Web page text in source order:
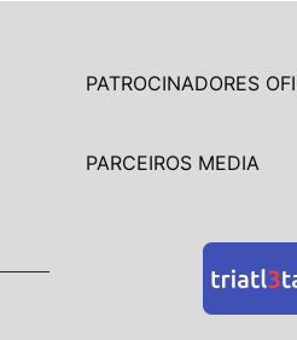
PATROCINADORES
PARCEIROS MEDIA